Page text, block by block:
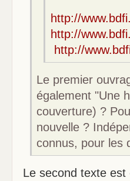
http://
http://
http://
Le premier
également "Une
couverture) ?
nouvelle ?
connus, pour les
Le second texte